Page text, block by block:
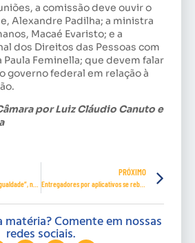
a comissão deve ouvir o
Alexandre Padilha; a ministra
Macaé Evaristo; e a
dos Direitos das Pessoas com
Paula Feminella; que devem falar
governo federal em relação à
por Luiz Cláudio Canuto e
PRÓXIMO
Entregadores por aplicativos se rebelam contra jornadas e salários
matéria? Comente em nossas
redes sociais.